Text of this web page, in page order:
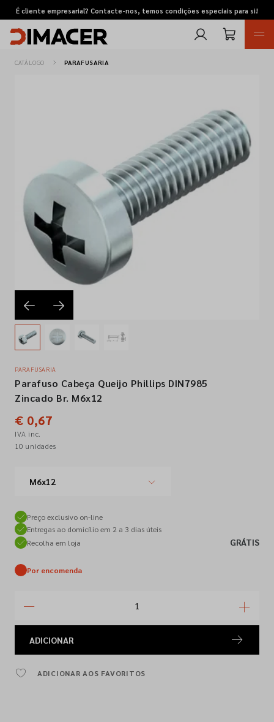
É cliente empresarial? Contacte-nos, temos condições especiais para si!
Pedidos de cotação
Marcas
Favoritos
Empresa
Contactos
Siga-nos nas redes sociais
CATÁLOGO PARAFUSARIA
PARAFUSARIA
Parafuso Cabeça Queijo Phillips DIN7985
Zincado Br. M6x12
€ 0,67
IVA inc.
10 unidades
M6x12
Preço exclusivo on-line
Entregas ao domicílio em 2 a 3 dias úteis
Recolha em loja
GRÁTIS
Por encomenda
ADICIONAR
ADICIONAR AOS FAVORITOS